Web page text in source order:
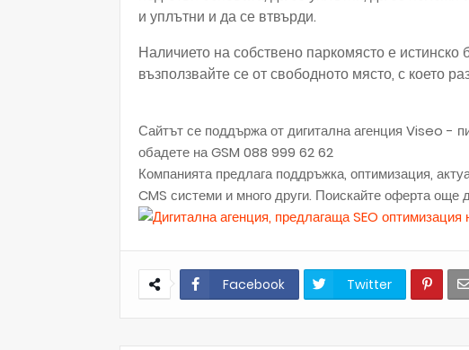
и уплътни и да се втвърди.
Наличието на собствено паркомясто е истинско
възползвайте се от свободното място, с което
Сайтът се поддържа от дигитална агенция
обадете на GSM 088 999 62 62
Компанията предлага поддръжка, оптимизация,
CMS системи и много други. Поискайте оферта още
Facebook Twitter